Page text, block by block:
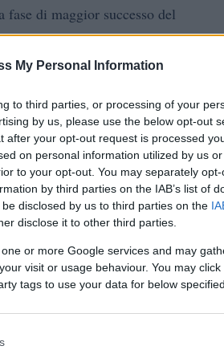
My Personal Information
to third parties, or processing of your
by us, please use the below opt-out
after your opt-out request is processed
on personal information utilized by us
to your opt-out. You may separately
by third parties on the IAB’s list of
disclosed by us to third parties on the
disclose it to other third parties.
or more Google services and may
visit or usage behaviour. You may
tags to use your data for below
fase di maggior successo del
e ha portato figure del
prossima stagione.
alle speculazioni:
dei giocatori verso il
non sedere più sulla
tra tifosi e osservatori, che
ufficiali e non ufficiali alla
ma la manifestazione
che diversi compagni di